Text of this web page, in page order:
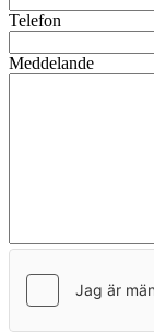
Telefon
Meddelande